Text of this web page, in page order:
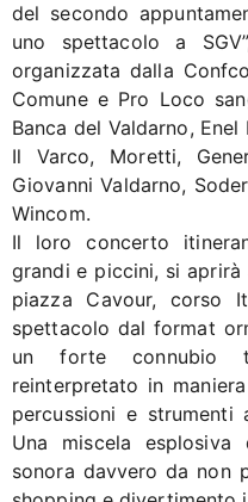
del secondo
uno spettacolo a
organizzata dalla
Comune e Pro Loco
Banca del Valdarno,
Il Varco, Moretti,
Giovanni Valdarno,
Wincom.
Il loro concerto
grandi e piccini, si
piazza Cavour, corso
spettacolo dal format
un forte connubio
reinterpretato in
percussioni e
Una miscela
sonora davvero da non